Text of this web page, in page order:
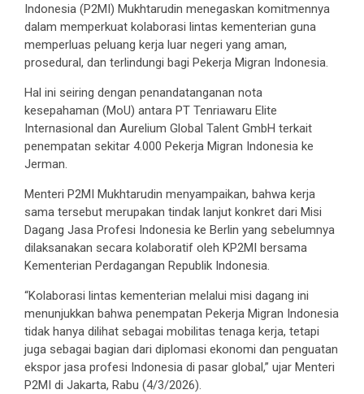
Indonesia (P2MI) Mukhtarudin menegaskan komitmennya
dalam memperkuat kolaborasi lintas kementerian guna
memperluas peluang kerja luar negeri yang aman,
prosedural, dan terlindungi bagi Pekerja Migran Indonesia.
Hal ini seiring dengan penandatanganan nota
kesepahaman (MoU) antara PT Tenriawaru Elite
Internasional dan Aurelium Global Talent GmbH terkait
penempatan sekitar 4.000 Pekerja Migran Indonesia ke
Jerman.
Menteri P2MI Mukhtarudin menyampaikan, bahwa kerja
sama tersebut merupakan tindak lanjut konkret dari Misi
Dagang Jasa Profesi Indonesia ke Berlin yang sebelumnya
dilaksanakan secara kolaboratif oleh KP2MI bersama
Kementerian Perdagangan Republik Indonesia.
“Kolaborasi lintas kementerian melalui misi dagang ini
menunjukkan bahwa penempatan Pekerja Migran Indonesia
tidak hanya dilihat sebagai mobilitas tenaga kerja, tetapi
juga sebagai bagian dari diplomasi ekonomi dan penguatan
ekspor jasa profesi Indonesia di pasar global,” ujar Menteri
P2MI di Jakarta, Rabu (4/3/2026).